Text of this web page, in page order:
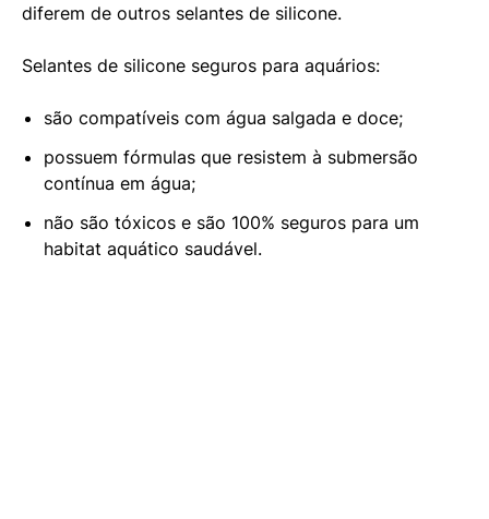
diferem de outros selantes de silicone.
Selantes de silicone seguros para aquários:
são compatíveis com água salgada e doce;
possuem fórmulas que resistem à submersão
contínua em água;
não são tóxicos e são 100% seguros para um
habitat aquático saudável.